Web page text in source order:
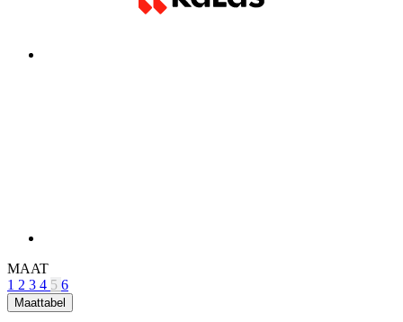
MAAT
1 2 3 4 5 6
Maattabel